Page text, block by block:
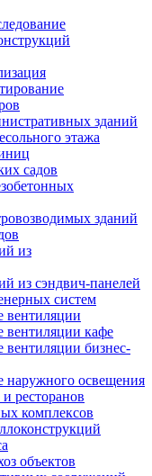
зданий
этажа
садов
зданий
из
из сэндвич-панелей
систем
вентиляции
вентиляции кафе
вентиляции бизнес-
наружного освещения
ресторанов
комплексов
объектов